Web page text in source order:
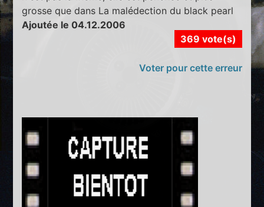
grosse que dans La malédection du black pearl
Ajoutée le 04.12.2006
369 vote(s)
Voter pour cette erreur